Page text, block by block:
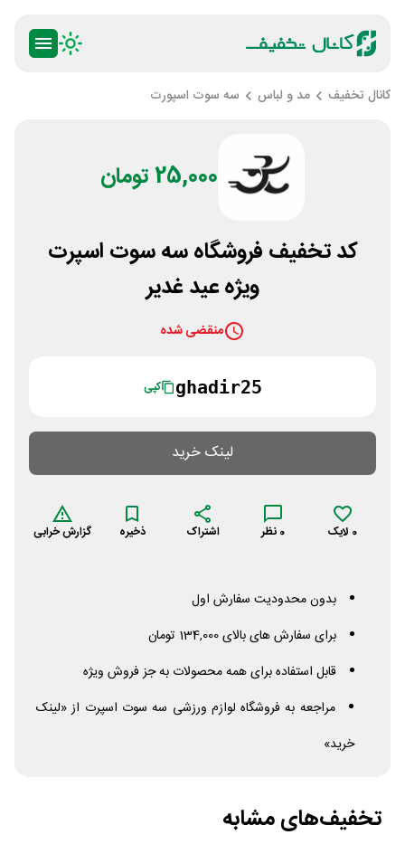
کانال تخفیف مد و لباس سه سوت اسپورت
25,000 تومان
کد تخفیف فروشگاه سه سوت اسپرت
ویژه عید غدیر
منقضی شده
ghadir25 کپی
لینک خرید
0 لایک 0 نظر اشتراک ذخیره گزارش خرابی
بدون محدودیت سفارش اول
برای سفارش های بالای 134,000 تومان
قابل استفاده برای همه محصولات به جز فروش ویژه
مراجعه به فروشگاه لوازم ورزشی سه سوت اسپرت از «لینک
خرید»
تخفیف‌های مشابه